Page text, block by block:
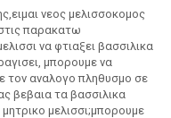
νεος μελισσοκομος
παρακατω
να φτιαξει βασσιλικα
μπορουμε να
τον αναλογο πληθυσμο σε
βεβαια τα βασσιλικα
μητρικο μελισσι;μπορουμε